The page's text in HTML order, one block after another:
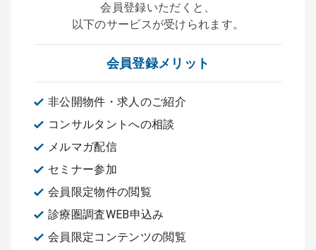
会員登録いただくと、
以下のサービスが受けられます。
会員登録メリット
非公開物件・求人のご紹介
コンサルタントへの相談
メルマガ配信
セミナー参加
会員限定物件の閲覧
診療圏調査WEB申込み
会員限定コンテンツの閲覧